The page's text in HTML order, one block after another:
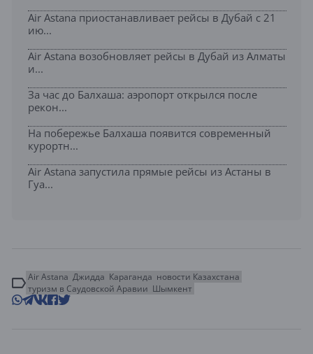
Air Astana приостанавливает рейсы в Дубай с 21
ию...
Air Astana возобновляет рейсы в Дубай из Алматы
и...
За час до Балхаша: аэропорт открылся после
рекон...
На побережье Балхаша появится современный
курортн...
Air Astana запустила прямые рейсы из Астаны в
Гуа...
Air Astana Джидда Караганда новости Казахстана
туризм в Саудовской Аравии Шымкент